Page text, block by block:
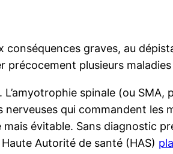
conséquences graves, au
précocement plusieurs
spinale (ou SMA,
qui commandent les
évitable. Sans diagnostic
Autorité de santé (HAS)